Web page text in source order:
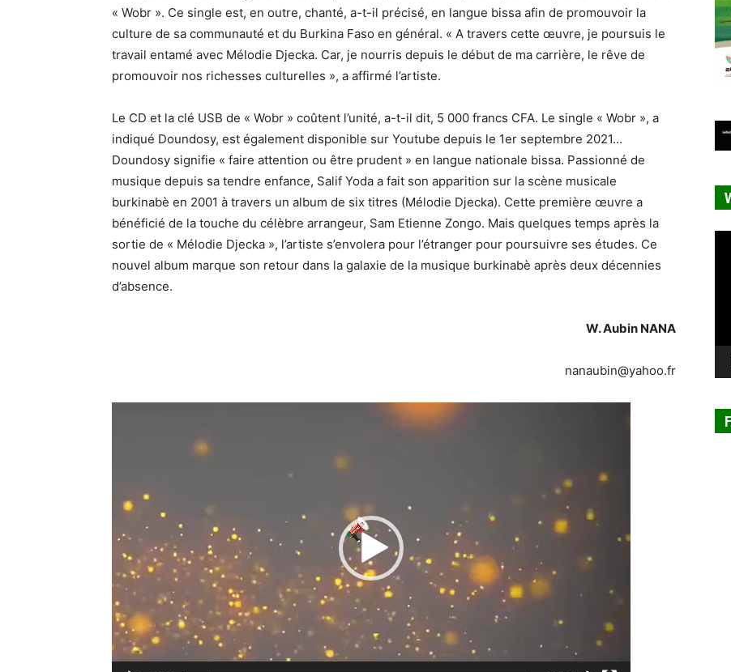
« Wobr ». Ce single est, en outre, chanté, a-t-il précisé, en langue bissa afin de promouvoir la
culture de sa communauté et du Burkina Faso en général. « A travers cette œuvre, je poursuis le
travail entamé avec Mélodie Djecka. Car, je nourris depuis le début de ma carrière, le rêve de
promouvoir nos richesses culturelles », a affirmé l’artiste.
Le CD et la clé USB de « Wobr » coûtent l’unité, a-t-il dit, 5 000 francs CFA. Le single « Wobr », a
indiqué Doundosy, est également disponible sur Youtube depuis le 1er septembre 2021…
Doundosy signifie « faire attention ou être prudent » en langue nationale bissa. Passionné de
musique depuis sa tendre enfance, Salif Yoda a fait son apparition sur la scène musicale
burkinabè en 2001 à travers un album de six titres (Mélodie Djecka). Cette première œuvre a
bénéficié de la touche du célèbre arrangeur, Sam Etienne Zongo. Mais quelques temps après la
sortie de « Mélodie Djecka », l’artiste s’envolera pour l’étranger pour poursuivre ses études. Ce
nouvel album marque son retour dans la galaxie de la musique burkinabè après deux décennies
d’absence.
W. Aubin NANA
nanaubin@yahoo.fr
Lecteur